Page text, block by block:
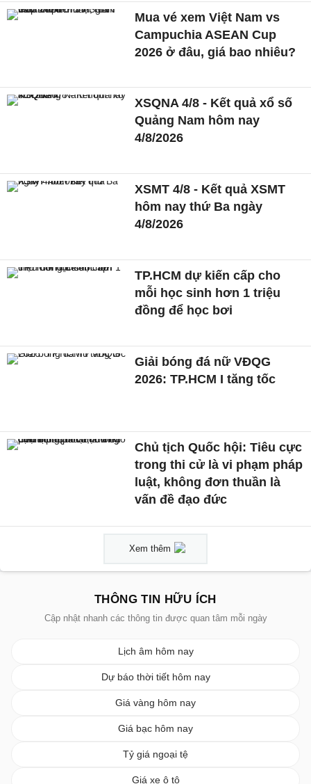
Mua vé xem Việt Nam vs
Campuchia ASEAN Cup
2026 ở đâu, giá bao nhiêu?
XSQNA 4/8 - Kết quả xổ số
Quảng Nam hôm nay
4/8/2026
XSMT 4/8 - Kết quả XSMT
hôm nay thứ Ba ngày
4/8/2026
TP.HCM dự kiến cấp cho
mỗi học sinh hơn 1 triệu
đồng để học bơi
Giải bóng đá nữ VĐQG
2026: TP.HCM I tăng tốc
Chủ tịch Quốc hội: Tiêu cực
trong thi cử là vi phạm pháp
luật, không đơn thuần là
vấn đề đạo đức
Xem thêm
THÔNG TIN HỮU ÍCH
Cập nhật nhanh các thông tin được quan tâm mỗi ngày
Lịch âm hôm nay
Dự báo thời tiết hôm nay
Giá vàng hôm nay
Giá bạc hôm nay
Tỷ giá ngoại tệ
Giá xe ô tô